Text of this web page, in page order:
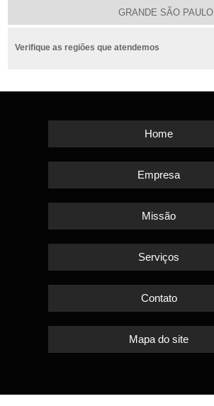
GRANDE SÃO PAULO
Verifique as regiões que atendemos
Home
Empresa
Missão
Serviços
Contato
Mapa do site